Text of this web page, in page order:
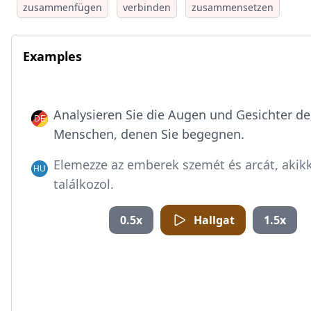
zusammenfügen verbinden zusammensetzen
Examples
Analysieren Sie die Augen und Gesichter
Menschen, denen Sie begegnen.
Elemezze az emberek szemét és arcát,
találkozol.
0.5x Hallgat 1.5x